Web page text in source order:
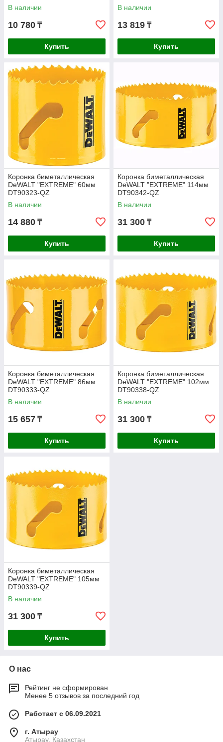
В наличии
10 780 ₸
Купить
В наличии
13 819 ₸
Купить
Коронка биметаллическая
DeWALT "EXTREME" 60мм
DT90323-QZ
В наличии
14 880 ₸
Купить
Коронка биметаллическая
DeWALT "EXTREME" 114мм
DT90342-QZ
В наличии
31 300 ₸
Купить
Коронка биметаллическая
DeWALT "EXTREME" 86мм
DT90333-QZ
В наличии
15 657 ₸
Купить
Коронка биметаллическая
DeWALT "EXTREME" 102мм
DT90338-QZ
В наличии
31 300 ₸
Купить
Коронка биметаллическая
DeWALT "EXTREME" 105мм
DT90339-QZ
В наличии
31 300 ₸
Купить
О нас
Рейтинг не сформирован
Менее 5 отзывов за последний год
Работает с 06.09.2021
г. Атырау
Атырау, Казахстан